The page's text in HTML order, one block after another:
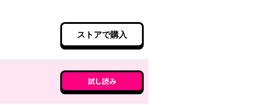
ストアで購入
試し読み